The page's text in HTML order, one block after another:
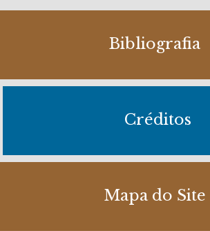
Bibliografia
Créditos
Mapa do Site